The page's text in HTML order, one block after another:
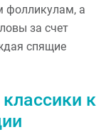
фолликулам, а
за счет
спящие
к